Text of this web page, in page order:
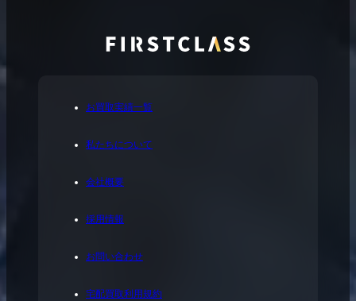
お買取実績一覧
私たちについて
会社概要
採用情報
お問い合わせ
宅配買取利用規約